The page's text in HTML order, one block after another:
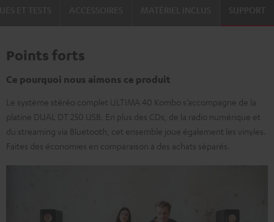
SUPPORT
Points forts
Ce pourquoi nous aimons ce produit
Le système stéréo complet ULTIMA 40 Kombo s’accompagne de la
platine DUAL DT 250 USB. En plus des CDs, de la radio numérique et
du streaming via Bluetooth, cet ensemble joue également les vinyles.
Faites des économies en comparaison à des achats séparés.